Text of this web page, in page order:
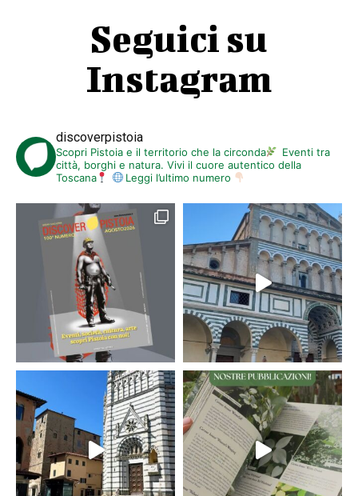
Seguici su
Instagram
discoverpistoia
Scopri Pistoia e il territorio che la circonda
Eventi tra
città, borghi e natura. Vivi il cuore autentico della
Toscana
Leggi l’ultimo numero